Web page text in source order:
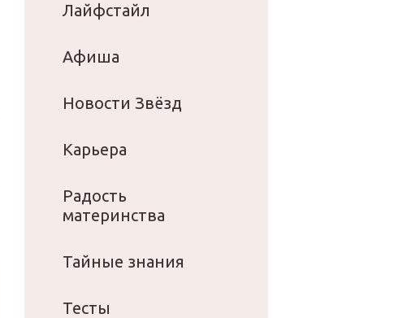
Лайфстайл
Афиша
Новости Звёзд
Карьера
Радость
материнства
Тайные знания
Тесты